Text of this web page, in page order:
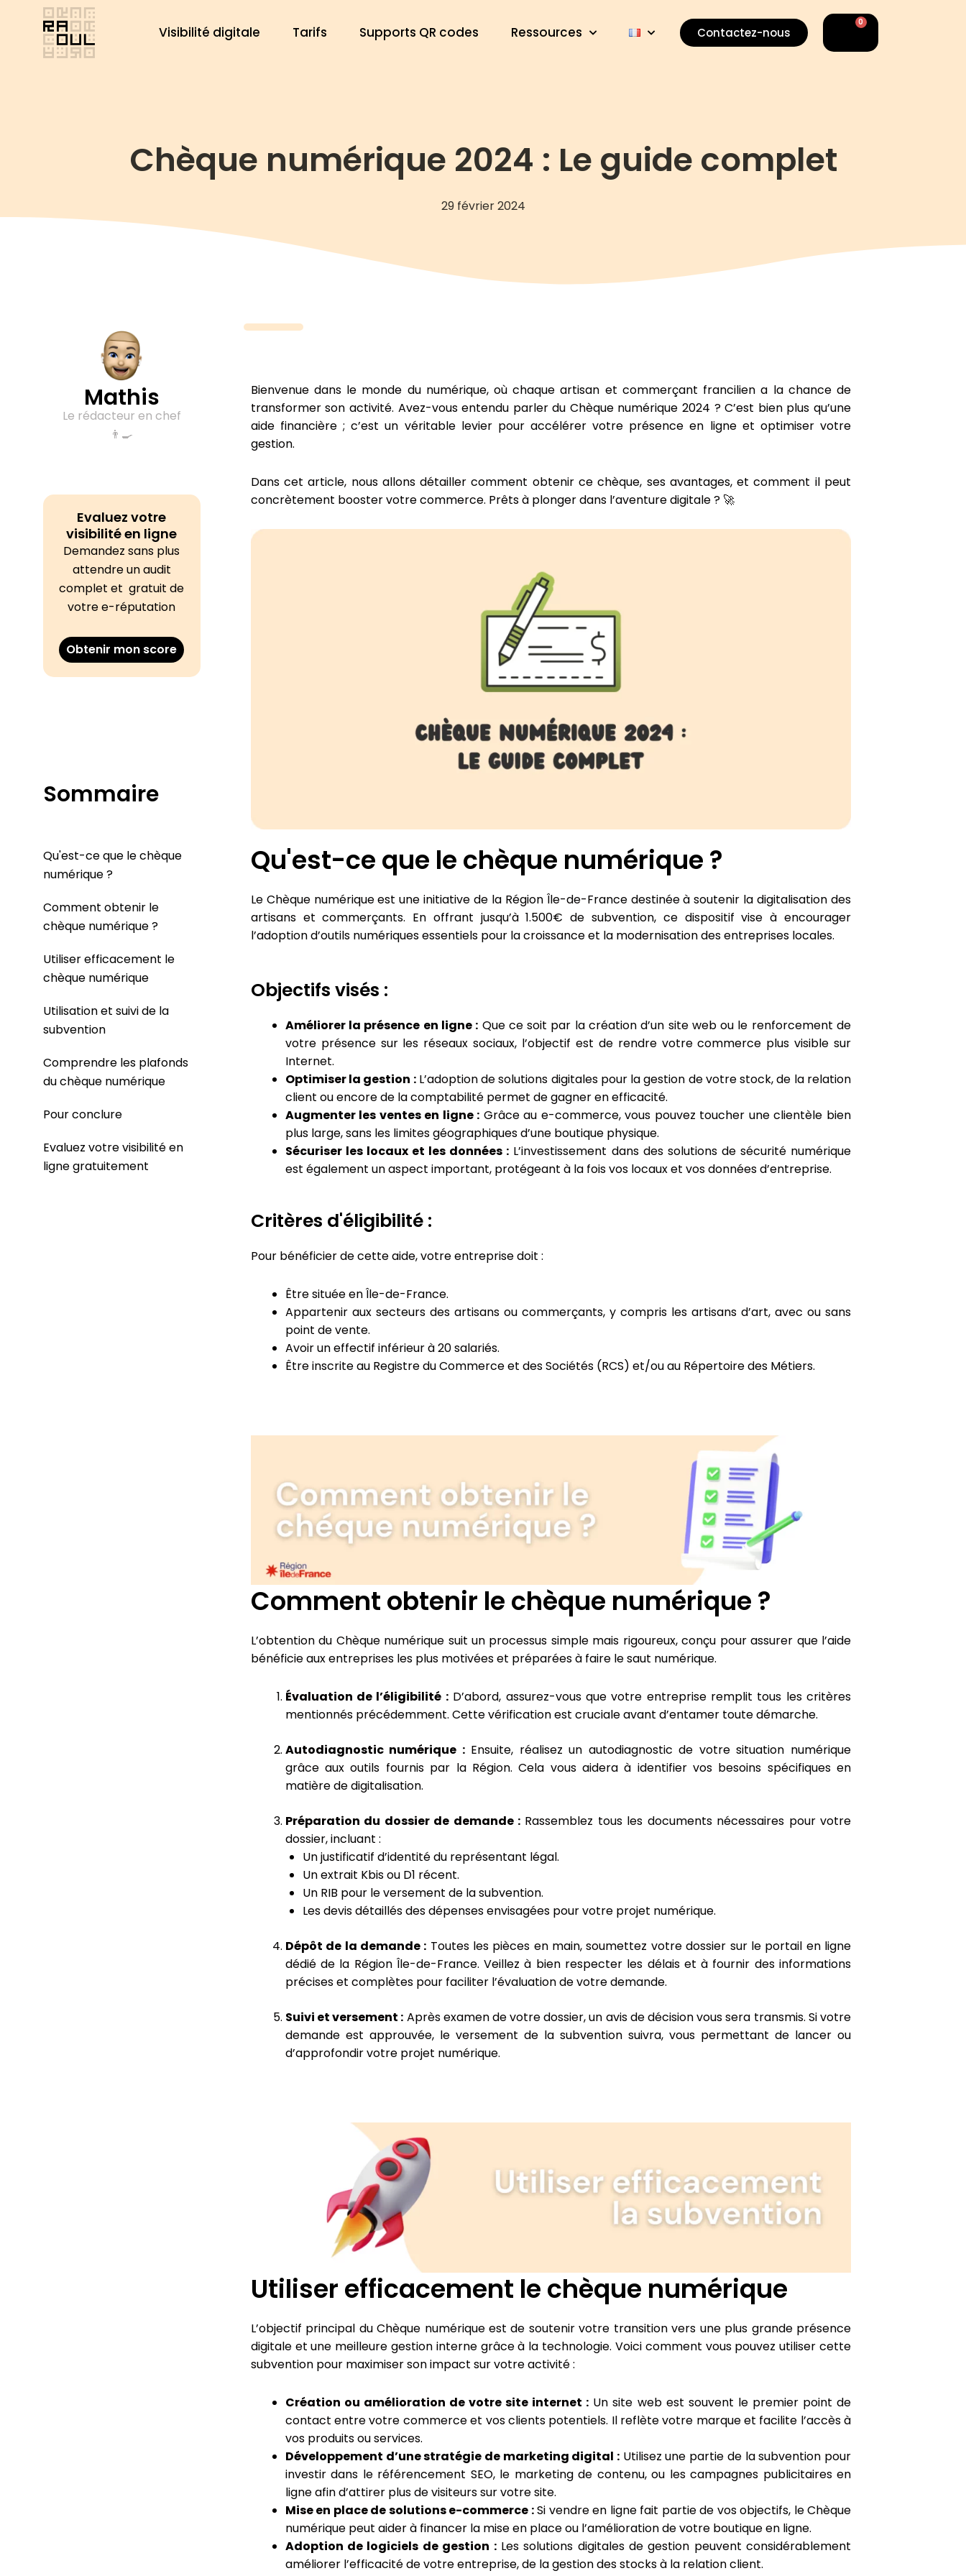
contenu
Visibilité digitale Tarifs Supports QR codes Ressources Contactez-nous
0
Panier
Chèque numérique 2024 : Le guide complet
29 février 2024
Mathis
Le rédacteur en chef
👨‍🍳
Evaluez votre
visibilité en ligne
Demandez sans plus
attendre un audit
complet et gratuit de
votre e-réputation
Obtenir mon score
Sommaire
Qu'est-ce que le chèque
numérique ?
Comment obtenir le
chèque numérique ?
Utiliser efficacement le
chèque numérique
Utilisation et suivi de la
subvention
Comprendre les plafonds
du chèque numérique
Pour conclure
Evaluez votre visibilité en
ligne gratuitement
Bienvenue dans le monde du numérique, où chaque artisan et commerçant francilien a la chance de
transformer son activité. Avez-vous entendu parler du Chèque numérique 2024 ? C’est bien plus qu’une
aide financière ; c’est un véritable levier pour accélérer votre présence en ligne et optimiser votre
gestion.
Dans cet article, nous allons détailler comment obtenir ce chèque, ses avantages, et comment il peut
concrètement booster votre commerce. Prêts à plonger dans l’aventure digitale ? 🚀
Qu'est-ce que le chèque numérique ?
Le Chèque numérique est une initiative de la Région Île-de-France destinée à soutenir la digitalisation des
artisans et commerçants. En offrant jusqu’à 1.500€ de subvention, ce dispositif vise à encourager
l’adoption d’outils numériques essentiels pour la croissance et la modernisation des entreprises locales.
Objectifs visés :
Améliorer la présence en ligne : Que ce soit par la création d’un site web ou le renforcement de
votre présence sur les réseaux sociaux, l’objectif est de rendre votre commerce plus visible sur
Internet.
Optimiser la gestion :L’adoption de solutions digitales pour la gestion de votre stock, de la relation
client ou encore de la comptabilité permet de gagner en efficacité.
Augmenter les ventes en ligne : Grâce au e-commerce, vous pouvez toucher une clientèle bien
plus large, sans les limites géographiques d’une boutique physique.
Sécuriser les locaux et les données : L’investissement dans des solutions de sécurité numérique
est également un aspect important, protégeant à la fois vos locaux et vos données d’entreprise.
Critères d'éligibilité :
Pour bénéficier de cette aide, votre entreprise doit :
Être située en Île-de-France.
Appartenir aux secteurs des artisans ou commerçants, y compris les artisans d’art, avec ou sans
point de vente.
Avoir un effectif inférieur à 20 salariés.
Être inscrite au Registre du Commerce et des Sociétés (RCS) et/ou au Répertoire des Métiers.
Comment obtenir le chèque numérique ?
L’obtention du Chèque numérique suit un processus simple mais rigoureux, conçu pour assurer que l’aide
bénéficie aux entreprises les plus motivées et préparées à faire le saut numérique.
Évaluation de l’éligibilité :D’abord, assurez-vous que votre entreprise remplit tous les critères
mentionnés précédemment. Cette vérification est cruciale avant d’entamer toute démarche.
Autodiagnostic numérique :Ensuite, réalisez un autodiagnostic de votre situation numérique
grâce aux outils fournis par la Région. Cela vous aidera à identifier vos besoins spécifiques en
matière de digitalisation.
Préparation du dossier de demande :Rassemblez tous les documents nécessaires pour votre
dossier, incluant :
Un justificatif d’identité du représentant légal.
Un extrait Kbis ou D1 récent.
Un RIB pour le versement de la subvention.
Les devis détaillés des dépenses envisagées pour votre projet numérique.
Dépôt de la demande : Toutes les pièces en main, soumettez votre dossier sur le portail en ligne
dédié de la Région Île-de-France. Veillez à bien respecter les délais et à fournir des informations
précises et complètes pour faciliter l’évaluation de votre demande.
Suivi et versement : Après examen de votre dossier, un avis de décision vous sera transmis. Si votre
demande est approuvée, le versement de la subvention suivra, vous permettant de lancer ou
d’approfondir votre projet numérique.
Utiliser efficacement le chèque numérique
L’objectif principal du Chèque numérique est de soutenir votre transition vers une plus grande présence
digitale et une meilleure gestion interne grâce à la technologie. Voici comment vous pouvez utiliser cette
subvention pour maximiser son impact sur votre activité :
Création ou amélioration de votre site internet : Un site web est souvent le premier point de
contact entre votre commerce et vos clients potentiels. Il reflète votre marque et facilite l’accès à
vos produits ou services.
Développement d’une stratégie de marketing digital : Utilisez une partie de la subvention pour
investir dans le référencement SEO, le marketing de contenu, ou les campagnes publicitaires en
ligne afin d’attirer plus de visiteurs sur votre site.
Mise en place de solutions e-commerce :Si vendre en ligne fait partie de vos objectifs, le Chèque
numérique peut aider à financer la mise en place ou l’amélioration de votre boutique en ligne.
Adoption de logiciels de gestion :Les solutions digitales de gestion peuvent considérablement
améliorer l’efficacité de votre entreprise, de la gestion des stocks à la relation client.